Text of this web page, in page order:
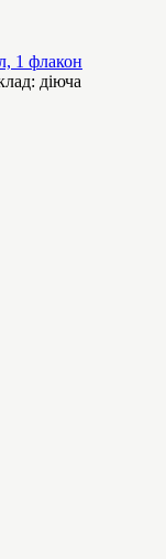
1 флакон
діюча